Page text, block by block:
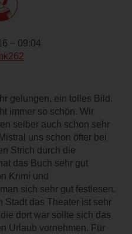
– 09:04
gelungen, ein tolles Bild.
immer so schön. Wir
selber auch schon sehr
uns schon öfter bei
Strich durch die
das Buch sehr gut
Krimi und
sich sehr gut festlesen.
Stadt das Theater ist sehr
dort war sollte sich das
Urlaub vornehmen. Für